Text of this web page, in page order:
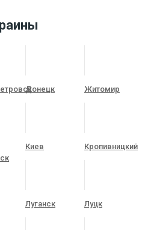
Донецк Житомир
Киев Кропивницкий
Луганск Луцк